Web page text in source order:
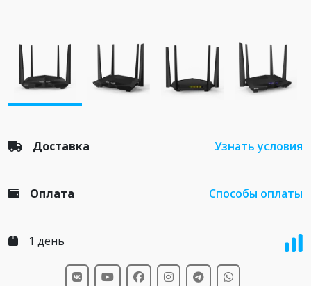
Доставка Узнать условия
Оплата Способы оплаты
1 день